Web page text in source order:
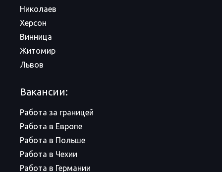
Николаев
Херсон
Винница
Житомир
Львов
Вакансии:
Работа за границей
Работа в Европе
Работа в Польше
Работа в Чехии
Работа в Германии